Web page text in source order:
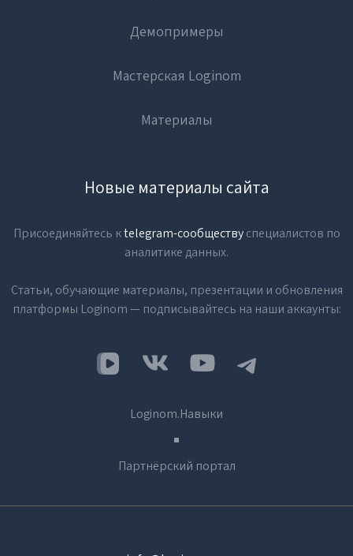
Демопримеры
Мастерская Loginom
Материалы
Новые материалы сайта
Присоединяйтесь кtelegram-сообществуспециалистов по
аналитике данных.
Статьи, обучающие материалы, презентации и обновления
платформы Loginom — подписывайтесь на наши аккаунты:
Loginom.Навыки
Партнёрский портал